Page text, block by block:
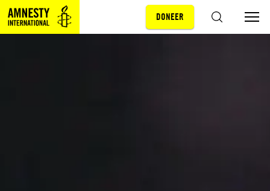
Sla navigatie over
DONEER